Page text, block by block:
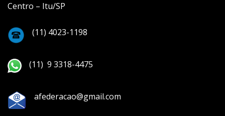
Centro – Itu/SP
(11) 4023-1198
(11) 9 3318-4475
afederacao@gmail.com